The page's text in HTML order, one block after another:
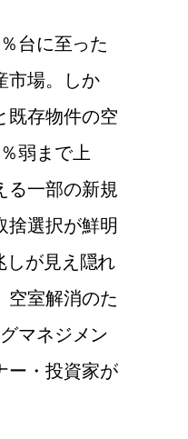
台に至った
市場。しか
既存物件の空
弱まで上
る一部の新規
捨選択が鮮明
しが見え隠れ
空室解消のた
マネジメン
ー・投資家が